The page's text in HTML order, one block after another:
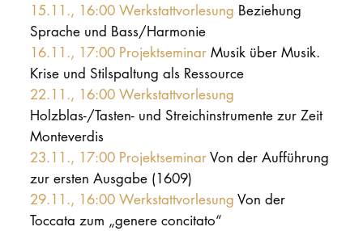
15.11., 16:00 Werkstattvorlesung Beziehung
Sprache und Bass/Harmonie
16.11., 17:00 ProjektseminarMusik über Musik.
Krise und Stilspaltung als Ressource
22.11., 16:00 Werkstattvorlesung
Holzblas-/Tasten- und Streichinstrumente zur Zeit
Monteverdis
23.11., 17:00 ProjektseminarVon der Aufführung
zur ersten Ausgabe (1609)
29.11., 16:00 Werkstattvorlesung Von der
Toccata zum „genere concitato“